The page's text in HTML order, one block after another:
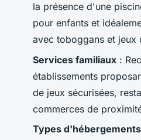
la présence d'une
pour enfants et
avec toboggans et jeux
Services familiaux :
établissements
de jeux sécurisées,
commerces de
Types